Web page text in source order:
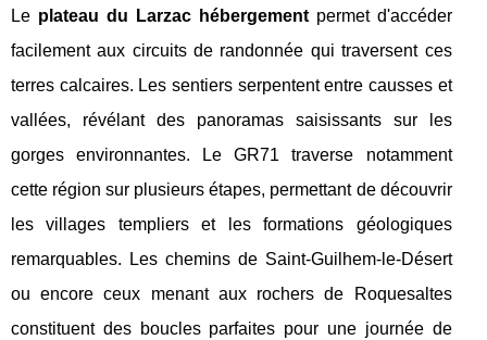
Le plateau du Larzac hébergementpermet d'accéder
facilement aux circuits de randonnée qui traversent ces
terres calcaires. Les sentiers serpentent entre causses et
vallées, révélant des panoramas saisissants sur les
gorges environnantes. Le GR71 traverse notamment
cette région sur plusieurs étapes, permettant de découvrir
les villages templiers et les formations géologiques
remarquables. Les chemins de Saint-Guilhem-le-Désert
ou encore ceux menant aux rochers de Roquesaltes
constituent des boucles parfaites pour une journée de